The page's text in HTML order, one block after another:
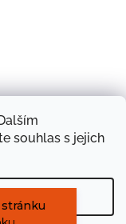
souhlas s jejich